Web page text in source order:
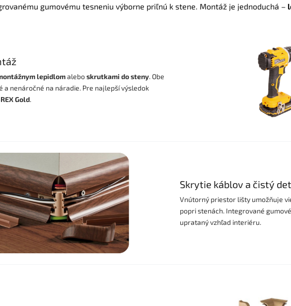
gumovému tesneniu výborne priľnú k stene. Montáž je jednoduchá –
lepidlomaleboskrutkami do steny. Obe
a nenáročné na náradie. Pre najlepší výsledok
Gold.
Skrytie káblov a čistý
Vnútorný priestor lišty umožňuje
popri stenách. Integrované
uprataný vzhľad interiéru.